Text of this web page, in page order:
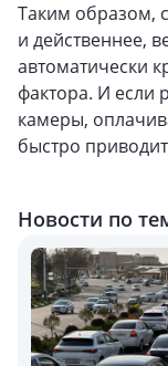
Таким образом,
и действеннее,
автоматически
фактора. И если
камеры,
быстро
Новости по